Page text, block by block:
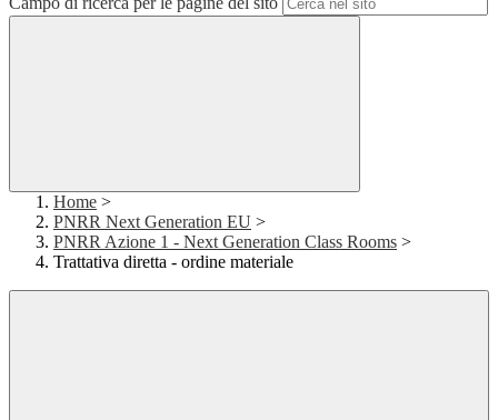
Home >
PNRR Next Generation EU >
PNRR Azione 1 - Next Generation Class Rooms >
Trattativa diretta - ordine materiale